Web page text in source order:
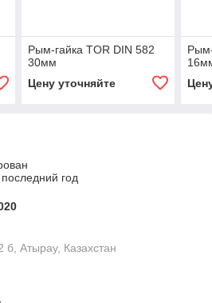
Рым-гайка TOR DIN 582
30мм
Цену уточняйте
год
Атырау, Казахстан